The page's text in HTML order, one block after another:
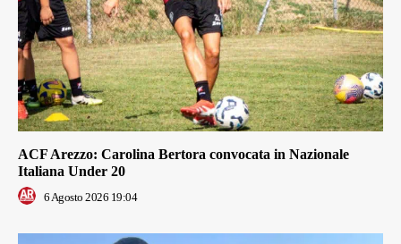
ACF Arezzo: Carolina Bertora convocata in Nazionale
Italiana Under 20
6 Agosto 2026 19:04